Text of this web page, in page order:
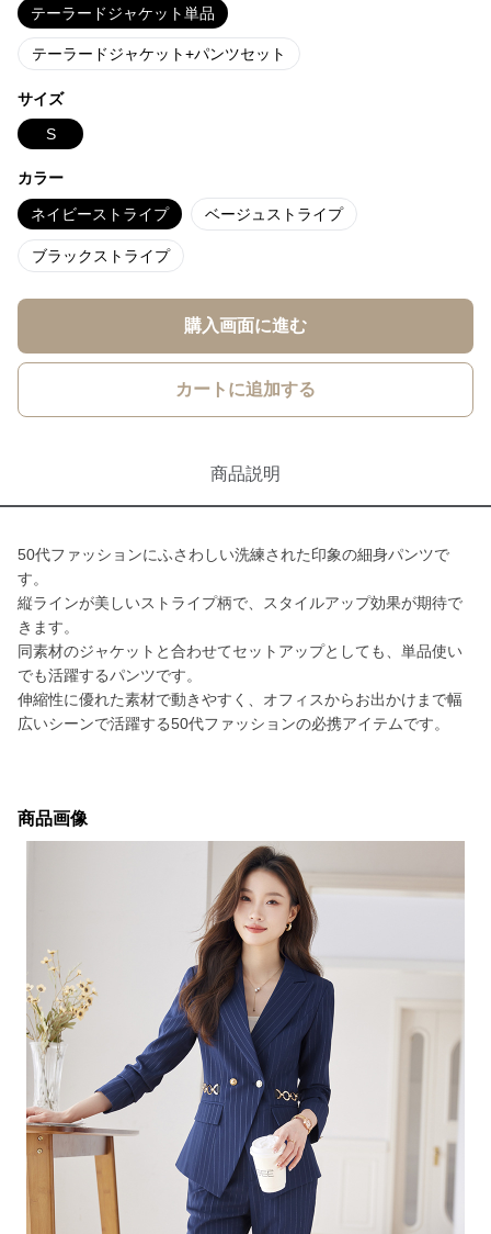
テーラードジャケット単品
テーラードジャケット+パンツセット
サイズ
S
カラー
ネイビーストライプ ベージュストライプ
ブラックストライプ
購入画面に進む
カートに追加する
商品説明
50代ファッションにふさわしい洗練された印象の細身パンツで
す。
縦ラインが美しいストライプ柄で、スタイルアップ効果が期待で
きます。
同素材のジャケットと合わせてセットアップとしても、単品使い
でも活躍するパンツです。
伸縮性に優れた素材で動きやすく、オフィスからお出かけまで幅
広いシーンで活躍する50代ファッションの必携アイテムです。
商品画像